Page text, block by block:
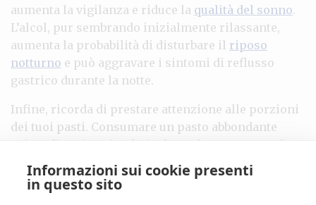
aumenta la vigilanza e riduce la qualità del sonno.
L’alcol, pur sembrando inizialmente rilassante,
aumenta la probabilità di disturbare il riposo
notturno e può aggravare i sintomi di reflusso
gastrico durante la notte.
Infine, ricorda di prestare attenzione alle porzioni
dei tuoi pasti. Consumare un pasto abbondante
prima di coricarti può risultare devastante per la
tua digestione e, di conseguenza, per il tuo sonno. I
piatti sostanziosi, soprattutto se ricchi di spezie o
acidi, possono portare a difficoltà significative
Informazioni sui cookie presenti
in questo sito